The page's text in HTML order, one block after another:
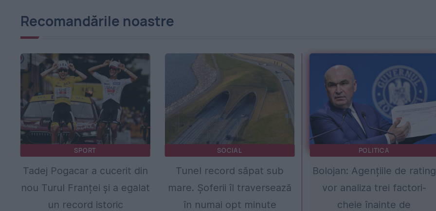
Recomandările noastre
SPORT
Tadej Pogacar a cucerit din
nou Turul Franței și a egalat
un record istoric
SOCIAL
Tunel record săpat sub
mare. Șoferii îl traversează
în numai opt minute
POLITICA
Bolojan: Agențiile de rating
vor analiza trei factori-
cheie înainte de